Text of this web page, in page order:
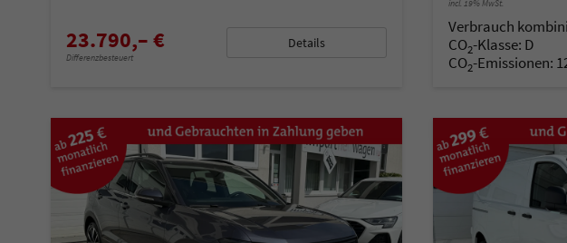
23.790,– €
Differenzbesteuert
Details
incl. 19% MwSt.
Verbrauch
CO2-Klasse: D
CO2-Emissionen: